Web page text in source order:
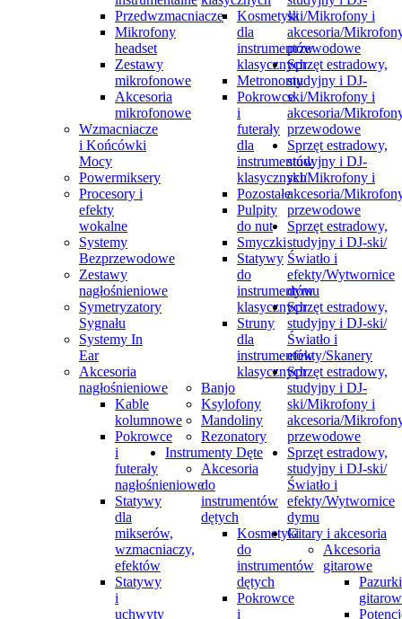
Przedwzmacniacze
Mikrofony
headset
Zestawy
mikrofonowe
Akcesoria
mikrofonowe
Wzmacniacze
i Końcówki
Mocy
Powermiksery
Procesory i
efekty
wokalne
Systemy
Bezprzewodowe
Zestawy
nagłośnieniowe
Symetryzatory
Sygnału
Systemy In
Ear
Akcesoria
nagłośnieniowe
Kable
kolumnowe
Pokrowce
i
futerały
nagłośnieniowe
Statywy
dla
mikserów,
wzmacniaczy,
efektów
Statywy
i
uchwyty
Kosmetyki
dla
instrumentów
klasycznych
Metronomy
Pokrowce
i
futerały
dla
instrumentów
klasycznych
Pozostałe
Pulpity
do nut
Smyczki
Statywy
do
instrumentów
klasycznych
Struny
dla
instrumentów
klasycznych
Banjo
Ksylofony
Mandoliny
Rezonatory
Instrumenty Dęte
Akcesoria
do
instrumentów
dętych
Kosmetyki
do
instrumentów
dętych
Pokrowce
i
ski/Mikrofony i
akcesoria/
przewodowe
Sprzęt estradowy,
studyjny i DJ-
ski/Mikrofony i
akcesoria/
przewodowe
Sprzęt estradowy,
studyjny i DJ-
ski/Mikrofony i
akcesoria/
przewodowe
Sprzęt estradowy,
studyjny i DJ-ski/
Światło i
efekty/Wytwornice
dymu
Sprzęt estradowy,
studyjny i DJ-ski/
Światło i
efekty/Skanery
Sprzęt estradowy,
studyjny i DJ-
ski/Mikrofony i
akcesoria/
przewodowe
Sprzęt estradowy,
studyjny i DJ-ski/
Światło i
efekty/Wytwornice
dymu
Gitary i akcesoria
Akcesoria
gitarowe
Pazurki